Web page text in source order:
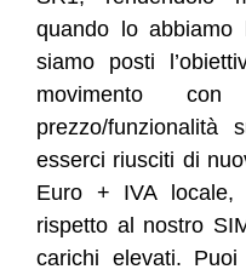
quando lo
siamo posti
movimento
prezzo/funzionalità
esserci riusciti di
Euro + IVA
rispetto al nostro
carichi elevati.